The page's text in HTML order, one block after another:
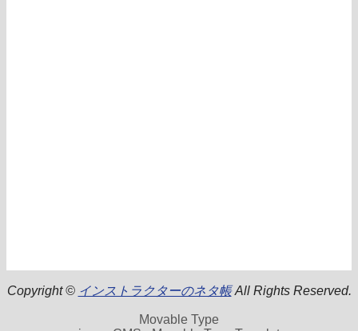
Copyright © インストラクターのネタ帳All Rights Reserved.
Movable Type